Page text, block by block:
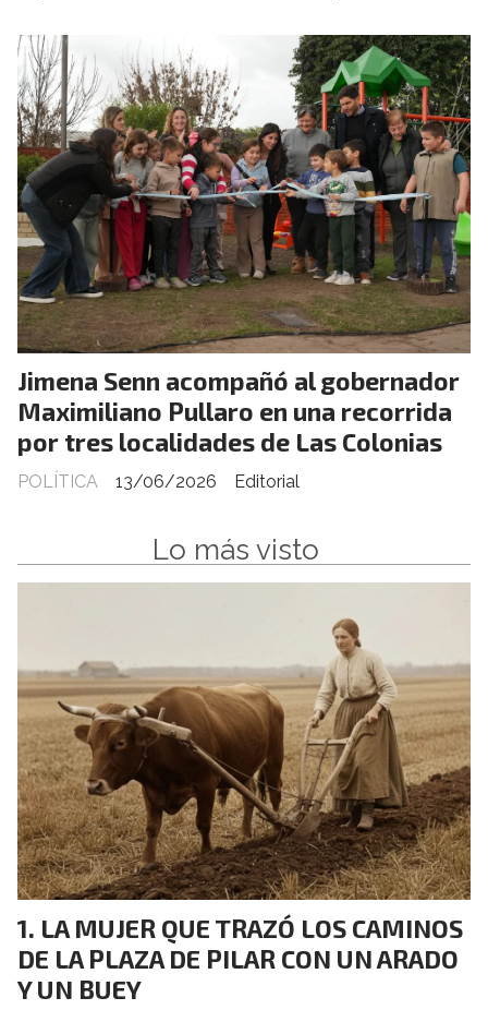
Jimena Senn acompañó al gobernador
Maximiliano Pullaro en una recorrida
por tres localidades de Las Colonias
Editorial
POLÍTICA 13/06/2026
Lo más visto
LA MUJER QUE TRAZÓ LOS CAMINOS
DE LA PLAZA DE PILAR CON UN ARADO
Y UN BUEY